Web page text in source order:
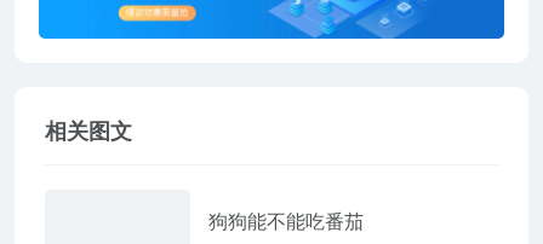
相关图文
狗狗能不能吃番茄